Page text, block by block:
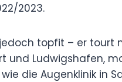
2023.
topfit – er tourt
und Ludwigshafen,
die Augenklinik in